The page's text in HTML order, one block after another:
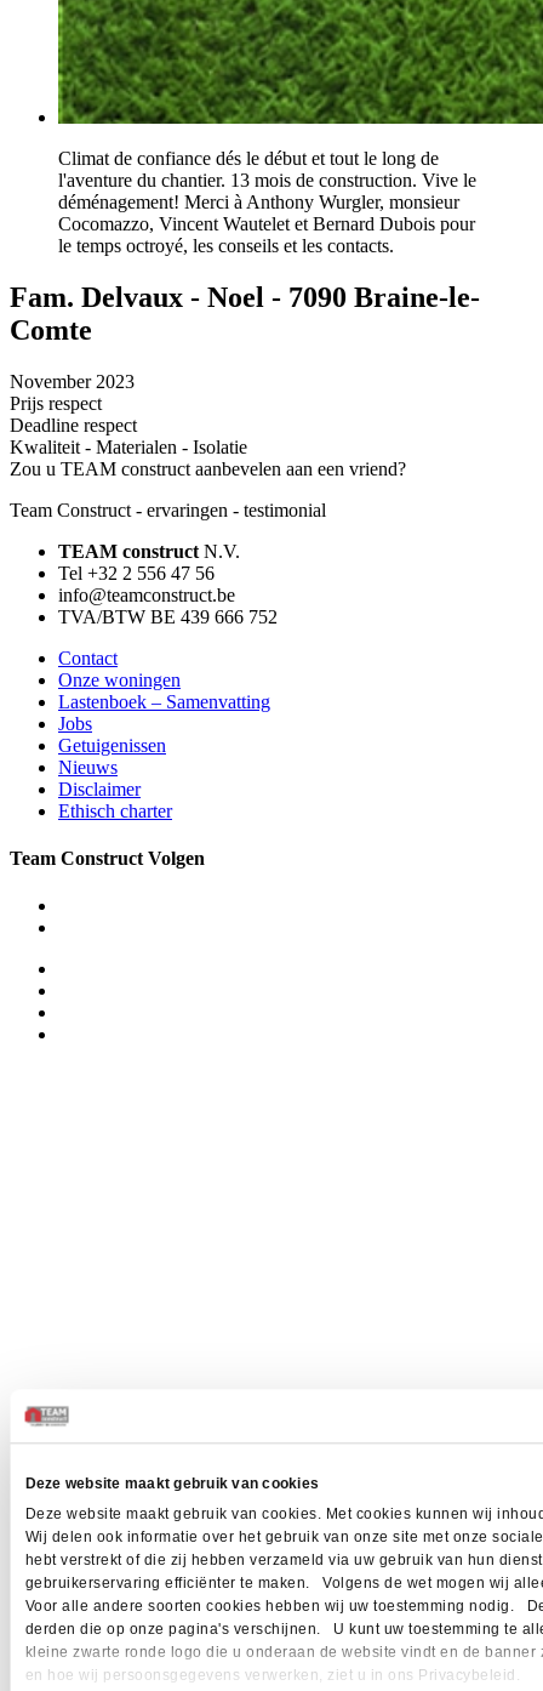
Deze website maakt gebruik van cookies
Deze website maakt gebruik van cookies. Met cookies kunnen wij
Wij delen ook informatie over het gebruik van onze site met onze
hebt verstrekt of die zij hebben verzameld via uw gebruik van hun
gebruikerservaring efficiënter te maken. Volgens de wet mogen wij
Voor alle andere soorten cookies hebben wij uw toestemming nodig.
derden die op onze pagina's verschijnen. U kunt uw toestemming te
kleine zwarte ronde logo die u onderaan de website vindt en de
en hoe wij persoonsgegevens verwerken, ziet u in ons Privacybeleid.
Climat de confiance dés le début et tout le long de
l'aventure du chantier. 13 mois de construction. Vive le
déménagement! Merci à Anthony Wurgler, monsieur
Cocomazzo, Vincent Wautelet et Bernard Dubois pour
le temps octroyé, les conseils et les contacts.
Fam. Delvaux - Noel - 7090 Braine-le-
Comte
November 2023
Prijs respect
Deadline respect
Kwaliteit - Materialen - Isolatie
Zou u TEAM construct aanbevelen aan een vriend?
Team Construct - ervaringen - testimonial
TEAM construct N.V.
Tel +32 2 556 47 56
info@teamconstruct.be
TVA/BTW BE 439 666 752
Contact
Onze woningen
Lastenboek – Samenvatting
Jobs
Getuigenissen
Nieuws
Disclaimer
Ethisch charter
Team Construct Volgen